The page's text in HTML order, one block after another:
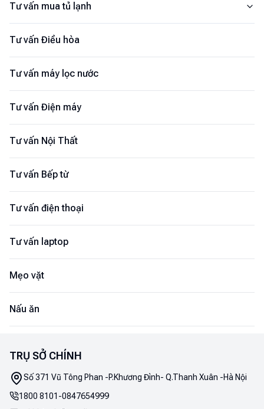
Tư vấn mua tủ lạnh
Tư vấn Điều hòa
Tư vấn máy lọc nước
Tư vấn Điện máy
Tư vấn Nội Thất
Tư vấn Bếp từ
Tư vấn điện thoại
Tư vấn laptop
Mẹo vặt
Nấu ăn
TRỤ SỞ CHÍNH
Số 371 Vũ Tông Phan -P.Khương Đình- Q.Thanh Xuân -Hà Nội
1800 8101 -0847654999